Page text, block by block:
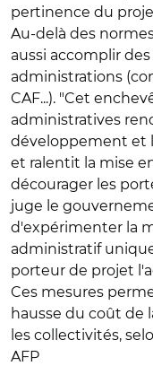
pertinence du
Au-delà des
aussi accomplir
administrations
CAF...). "Cet
administratives
développement et
et ralentit la mise
décourager les
juge le
d'expérimenter la
administratif
porteur de projet
Ces mesures
hausse du coût de
les collectivités,
AFP